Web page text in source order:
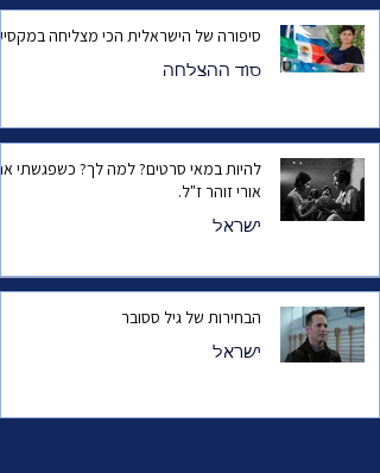
סיפורה של הישראלית הכי מצליחה
סוד ההצלחה
להיות במאי סרטים? למה לך? כשפגשתי
אורי זוהר ז"ל.
ישראל
הבחירות של גיל ססובר
ישראל